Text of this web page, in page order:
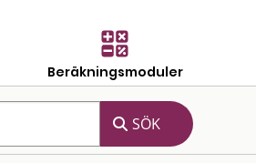
Beräkningsmoduler